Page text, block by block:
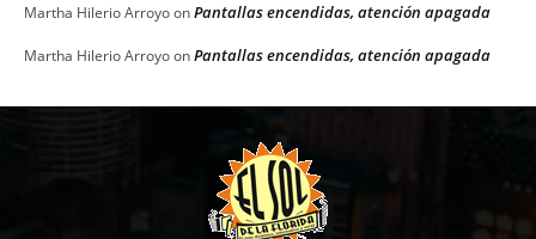
Martha Hilerio ArroyoonPantallas encendidas, atención apagada
Martha Hilerio ArroyoonPantallas encendidas, atención apagada